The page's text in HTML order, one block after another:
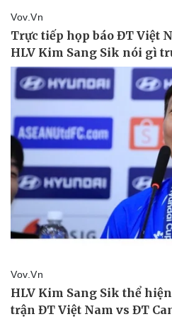
Thể thao
Bóng đá
Thế giới thể thao
eSports
Hậu trường